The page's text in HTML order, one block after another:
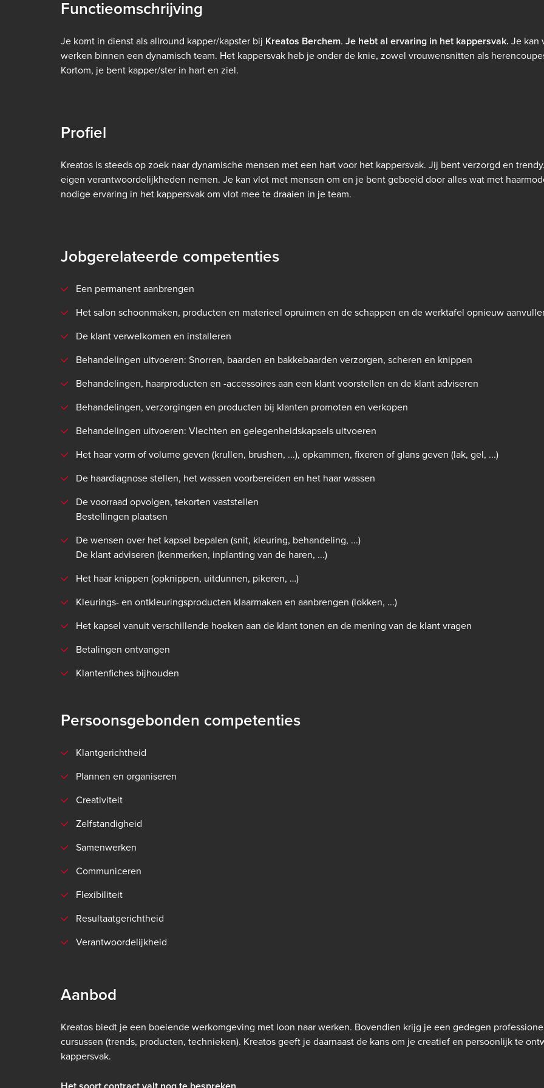
Functieomschrijving
Je komt in dienst als allround kapper/kapster bij Kreatos Berchem. Je hebt al ervaring in het kappersvak. Je kan
werken binnen een dynamisch team. Het kappersvak heb je onder de knie, zowel vrouwensnitten als
Kortom, je bent kapper/ster in hart en ziel.
Profiel
Kreatos is steeds op zoek naar dynamische mensen met een hart voor het kappersvak. Jij bent verzorgd en
eigen verantwoordelijkheden nemen. Je kan vlot met mensen om en je bent geboeid door alles wat met
nodige ervaring in het kappersvak om vlot mee te draaien in je team.
Jobgerelateerde competenties
Een permanent aanbrengen
Het salon schoonmaken, producten en materieel opruimen en de schappen en de werktafel opnieuw
De klant verwelkomen en installeren
Behandelingen uitvoeren: Snorren, baarden en bakkebaarden verzorgen, scheren en knippen
Behandelingen, haarproducten en -accessoires aan een klant voorstellen en de klant adviseren
Behandelingen, verzorgingen en producten bij klanten promoten en verkopen
Behandelingen uitvoeren: Vlechten en gelegenheidskapsels uitvoeren
Het haar vorm of volume geven (krullen, brushen, ...), opkammen, fixeren of glans geven (lak, gel, ...)
De haardiagnose stellen, het wassen voorbereiden en het haar wassen
De voorraad opvolgen, tekorten vaststellen
Bestellingen plaatsen
De wensen over het kapsel bepalen (snit, kleuring, behandeling, ...)
De klant adviseren (kenmerken, inplanting van de haren, ...)
Het haar knippen (opknippen, uitdunnen, pikeren, …)
Kleurings- en ontkleuringsproducten klaarmaken en aanbrengen (lokken, ...)
Het kapsel vanuit verschillende hoeken aan de klant tonen en de mening van de klant vragen
Betalingen ontvangen
Klantenfiches bijhouden
Persoonsgebonden competenties
Klantgerichtheid
Plannen en organiseren
Creativiteit
Zelfstandigheid
Samenwerken
Communiceren
Flexibiliteit
Resultaatgerichtheid
Verantwoordelijkheid
Aanbod
Kreatos biedt je een boeiende werkomgeving met loon naar werken. Bovendien krijg je een gedegen
cursussen (trends, producten, technieken). Kreatos geeft je daarnaast de kans om je creatief en persoonlijk te
kappersvak.